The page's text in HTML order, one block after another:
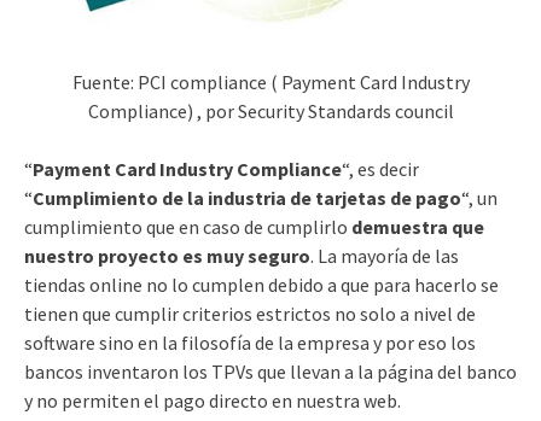
Fuente: PCI compliance ( Payment Card Industry
Compliance) , por Security Standards council
“Payment Card Industry Compliance“, es decir
“Cumplimiento de la industria de tarjetas de pago“, un
cumplimiento que en caso de cumplirlo demuestra que
nuestro proyecto es muy seguro. La mayoría de las
tiendas online no lo cumplen debido a que para hacerlo se
tienen que cumplir criterios estrictos no solo a nivel de
software sino en la filosofía de la empresa y por eso los
bancos inventaron los TPVs que llevan a la página del banco
y no permiten el pago directo en nuestra web.